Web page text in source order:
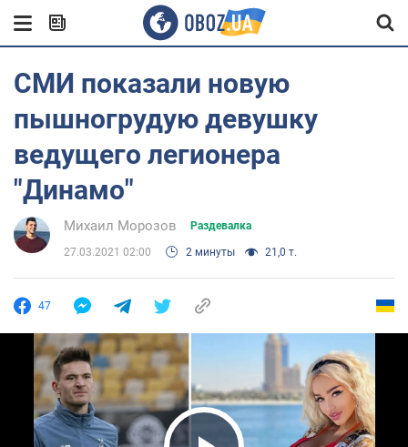
СМИ показали новую
пышногрудую девушку
ведущего легионера
"Динамо"
Михаил Морозов Раздевалка
27.03.2021 02:00 2 минуты 21,0 т.
47